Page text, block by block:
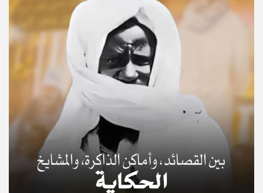
© Copyright 2025, APS